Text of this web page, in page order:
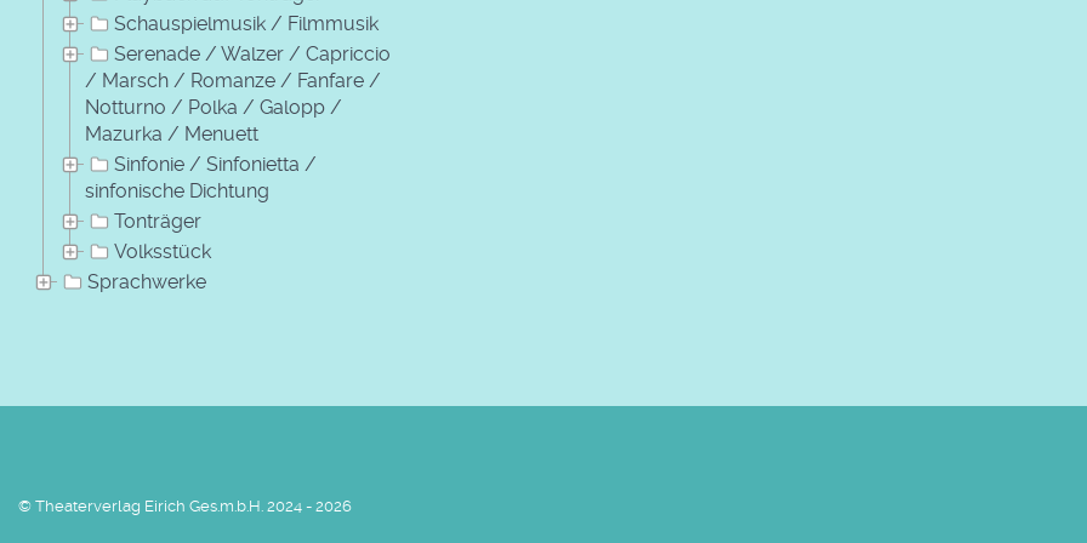
Schauspielmusik / Filmmusik
Serenade / Walzer / Capriccio
/ Marsch / Romanze / Fanfare /
Notturno / Polka / Galopp /
Mazurka / Menuett
Sinfonie / Sinfonietta /
sinfonische Dichtung
Tonträger
Volksstück
Sprachwerke
© Theaterverlag Eirich Ges.m.b.H. 2024 - 2026